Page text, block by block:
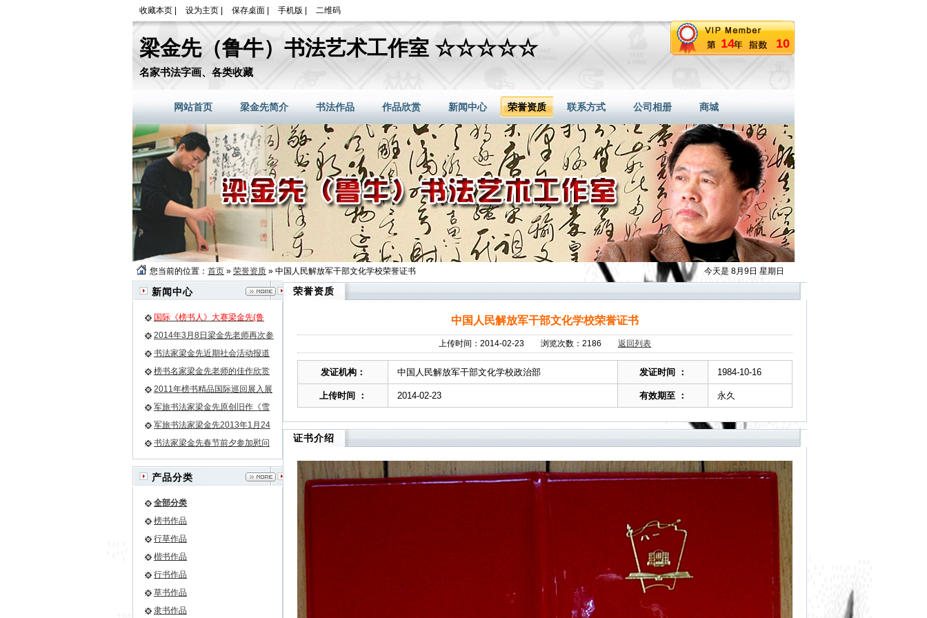
收藏本页 设为主页 保存桌面 手机版 二维码
14 10
梁金先（鲁牛）书法艺术工作室 ☆☆☆☆☆
名家书法字画、各类收藏
网站首页 梁金先简介 书法作品 作品欣赏 新闻中心 荣誉资质 联系方式 公司相册 商城
今天是 8月9日 星期日
您当前的位置： 首页 » 荣誉资质 » 中国人民解放军干部文化学校荣誉证书
新闻中心
国际《榜书人》大赛梁金先(鲁
牛）老师荣膺榜书第一名小字第
二名
2014年3月8日梁金先老师再次参
加残联畅想艺术团活动
书法家梁金先近期社会活动报道
榜书名家梁金先老师的佳作欣赏
之《龙》等
2011年榜书精品国际巡回展入展
名单
军旅书法家梁金先原创旧作《雪
花》
军旅书法家梁金先2013年1月24
日再次为驻军某团挥豪泼墨
书法家梁金先春节前夕参加慰问
驻军部队官兵的活动
产品分类
全部分类
榜书作品
行草作品
楷书作品
行书作品
草书作品
隶书作品
荣誉资质
中国人民解放军干部文化学校荣誉证书
上传时间：2014-02-23 浏览次数：2186 返回列表
发证机构： 中国人民解放军干部文化学校政治部 发证时间 ： 1984-10-16
上传时间 ： 2014-02-23 有效期至 ： 永久
证书介绍